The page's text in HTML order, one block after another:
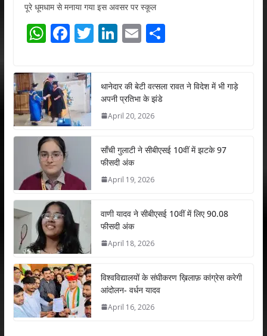
पूरे धूमधाम से मनाया गया इस अवसर पर स्कूल
W
at
s
A
p
p
F
e
b
o
o
T
er
Li
e
dI
E
l
S
e
थानेदार की बेटी वत्सला रावत ने विदेश में भी गाड़े
अपनी प्रतिभा के झंडे
April 20, 2026
साँची गुलाटी ने सीबीएसई 10वीं में झटके 97
फीसदी अंक
April 19, 2026
वाणी यादव ने सीबीएसई 10वीं में लिए 90.08
फीसदी अंक
April 18, 2026
विश्वविद्यालयों के संघीकरण ख़िलाफ़ कांग्रेस करेगी
आंदोलन- वर्धन यादव
April 16, 2026